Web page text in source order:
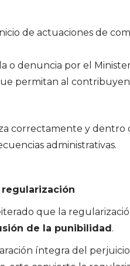
de actuaciones de
o denuncia por el
permitan al
correctamente y dentro
administrativas.
que la
de la punibilidad.
íntegra del